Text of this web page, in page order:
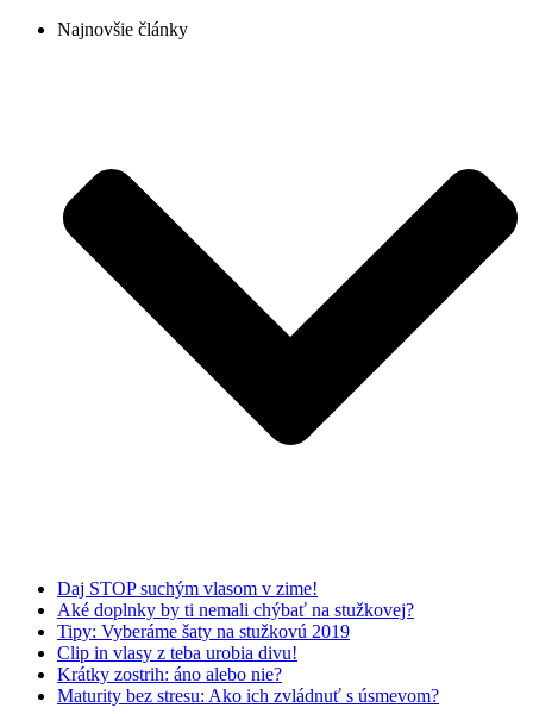
Najnovšie články
Daj STOP suchým vlasom v zime!
Aké doplnky by ti nemali chýbať na stužkovej?
Tipy: Vyberáme šaty na stužkovú 2019
Clip in vlasy z teba urobia divu!
Krátky zostrih: áno alebo nie?
Maturity bez stresu: Ako ich zvládnuť s úsmevom?